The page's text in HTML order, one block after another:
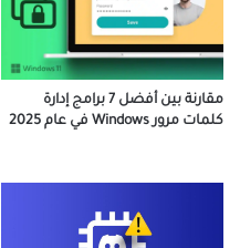
مقارنة بين أفضل 7 برامج إدارة
كلمات مرور Windows في عام 2025